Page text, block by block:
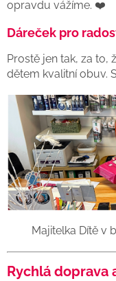
opravdu vážíme. ❤️
Dáreček pro
Prostě jen tak, za to,
dětem kvalitní obuv.
Majitelka Dítě v
Rychlá doprava